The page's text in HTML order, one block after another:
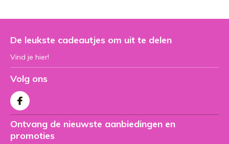
De leukste cadeautjes om uit te delen
Vind je hier!
Volg ons
Ontvang de nieuwste aanbiedingen en
promoties